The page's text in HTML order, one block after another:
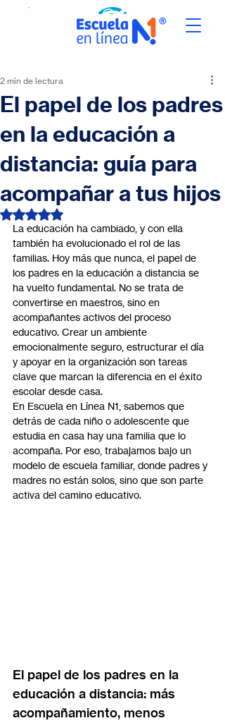
El papel de los padres
en la educación a
distancia: guía para
acompañar a tus hijos
2 min de lectura
Obtuvo NaN de 5 estrellas.
La educación ha cambiado, y con ella
también ha evolucionado el rol de las
familias. Hoy más que nunca, el papel de
los padres en la educación a distancia se
ha vuelto fundamental. No se trata de
convertirse en maestros, sino en
acompañantes activos del proceso
educativo. Crear un ambiente
emocionalmente seguro, estructurar el día
y apoyar en la organización son tareas
clave que marcan la diferencia en el éxito
escolar desde casa.
En Escuela en Línea N1, sabemos que
detrás de cada niño o adolescente que
estudia en casa hay una familia que lo
acompaña. Por eso, trabajamos bajo un
modelo de escuela familiar, donde padres y
madres no están solos, sino que son parte
activa del camino educativo.
El papel de los padres en la
educación a distancia: más
acompañamiento, menos